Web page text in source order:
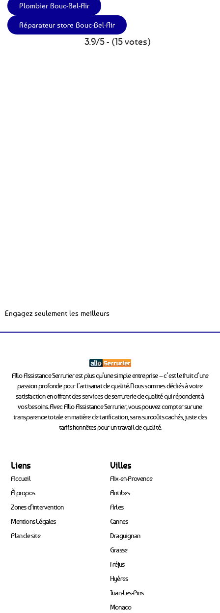
Plombier Bouc-Bel-Air
Réparateur store Bouc-Bel-Air
3.9/5 - (15 votes)
Engagez seulement les meilleurs
Allo Assistance Serrurier est plus qu’une simple entreprise – c’est le fruit d’une
passion profonde pour l’artisanat de qualité. Nous sommes dédiés à votre
satisfaction en offrant des services de serrurerie de qualité qui répondent à
vos besoins. Avec Allo Assistance Serrurier, vous pouvez compter sur une
transparence totale en matière de tarification, sans surcoûts cachés, juste des
tarifs honnêtes pour un travail de qualité.
Liens
Accueil
À propos
Zones d’intervention
Mentions Légales
Plan de site
Villes
Aix-en-Provence
Antibes
Arles
Cannes
Draguignan
Grasse
Fréjus
Hyères
Juan-Les-Pins
Monaco